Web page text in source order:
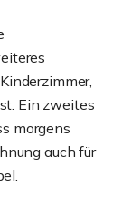
Ein zweites
morgens
auch für